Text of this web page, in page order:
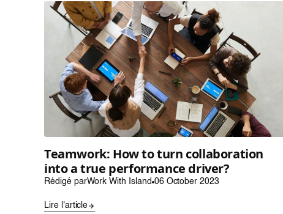
Teamwork: How to turn collaboration
into a true performance driver?
Rédigé parWork With Island 06 October 2023
Lire l'article